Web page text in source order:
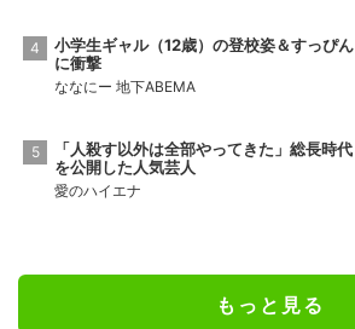
小学生ギャル（12歳）の登校姿＆すっぴん
に衝撃
ななにー 地下ABEMA
「人殺す以外は全部やってきた」総長時代
を公開した人気芸人
愛のハイエナ
もっと見る